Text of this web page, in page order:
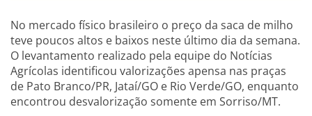
No mercado físico brasileiro o preço da saca de milho
teve poucos altos e baixos neste último dia da semana.
O levantamento realizado pela equipe do Notícias
Agrícolas identificou valorizações apensa nas praças
de Pato Branco/PR, Jataí/GO e Rio Verde/GO, enquanto
encontrou desvalorização somente em Sorriso/MT.